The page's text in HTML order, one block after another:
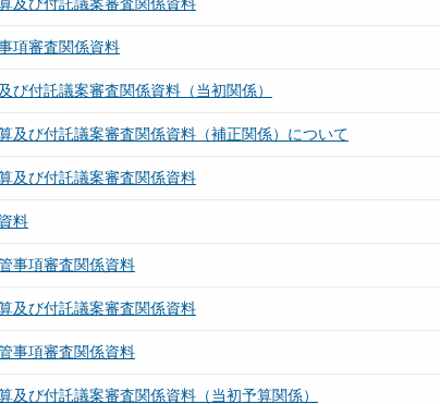
項審査関係資料
付託議案審査関係資料（当初関係）
び付託議案審査関係資料（補正関係）について
び付託議案審査関係資料
料
事項審査関係資料
び付託議案審査関係資料
事項審査関係資料
び付託議案審査関係資料（当初予算関係）